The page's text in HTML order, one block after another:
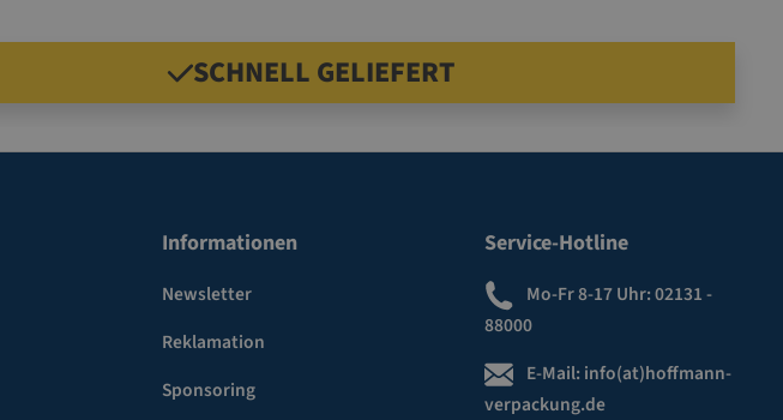
SCHNELL GELIEFERT
Informationen
Newsletter
Reklamation
Sponsoring
Service-Hotline
Mo-Fr 8-17 Uhr:02131 -
88000
E-Mail: info(at)hoffmann-
verpackung.de